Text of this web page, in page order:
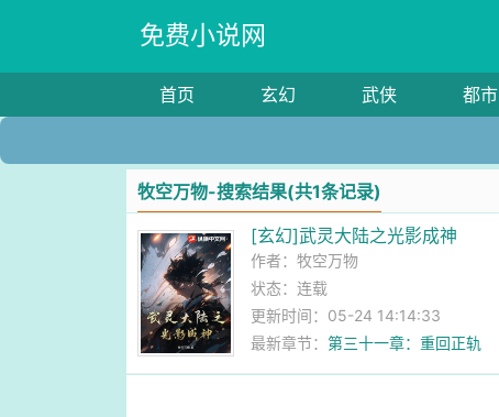
免费小说网
首页 玄幻 武侠 都市
牧空万物-搜索结果(共1条记录)
[玄幻]武灵大陆之光影成神
作者：牧空万物
状态：连载
更新时间：05-24 14:14:33
最新章节：第三十一章：重回正轨